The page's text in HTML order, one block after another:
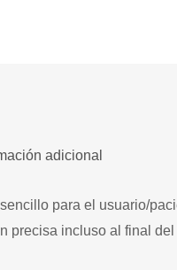
adicional
para el usuario/
precisa incluso al final